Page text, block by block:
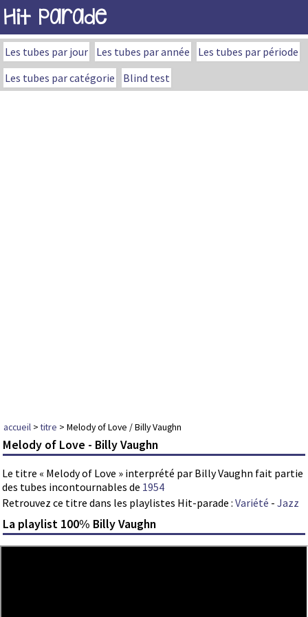
Hit Parade
Les tubes par jour Les tubes par année
Les tubes par période
Les tubes par catégorie
Blind test
accueil >titre > Melody of Love / Billy Vaughn
Melody of Love - Billy Vaughn
Le titre « Melody of Love » interprété par Billy Vaughn fait partie
des tubes incontournables de 1954
Retrouvez ce titre dans les playlistes Hit-parade : Variété - Jazz
La playlist 100% Billy Vaughn